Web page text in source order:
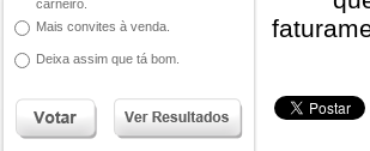
carneiro.
Mais convites à venda.
Deixa assim que tá bom.